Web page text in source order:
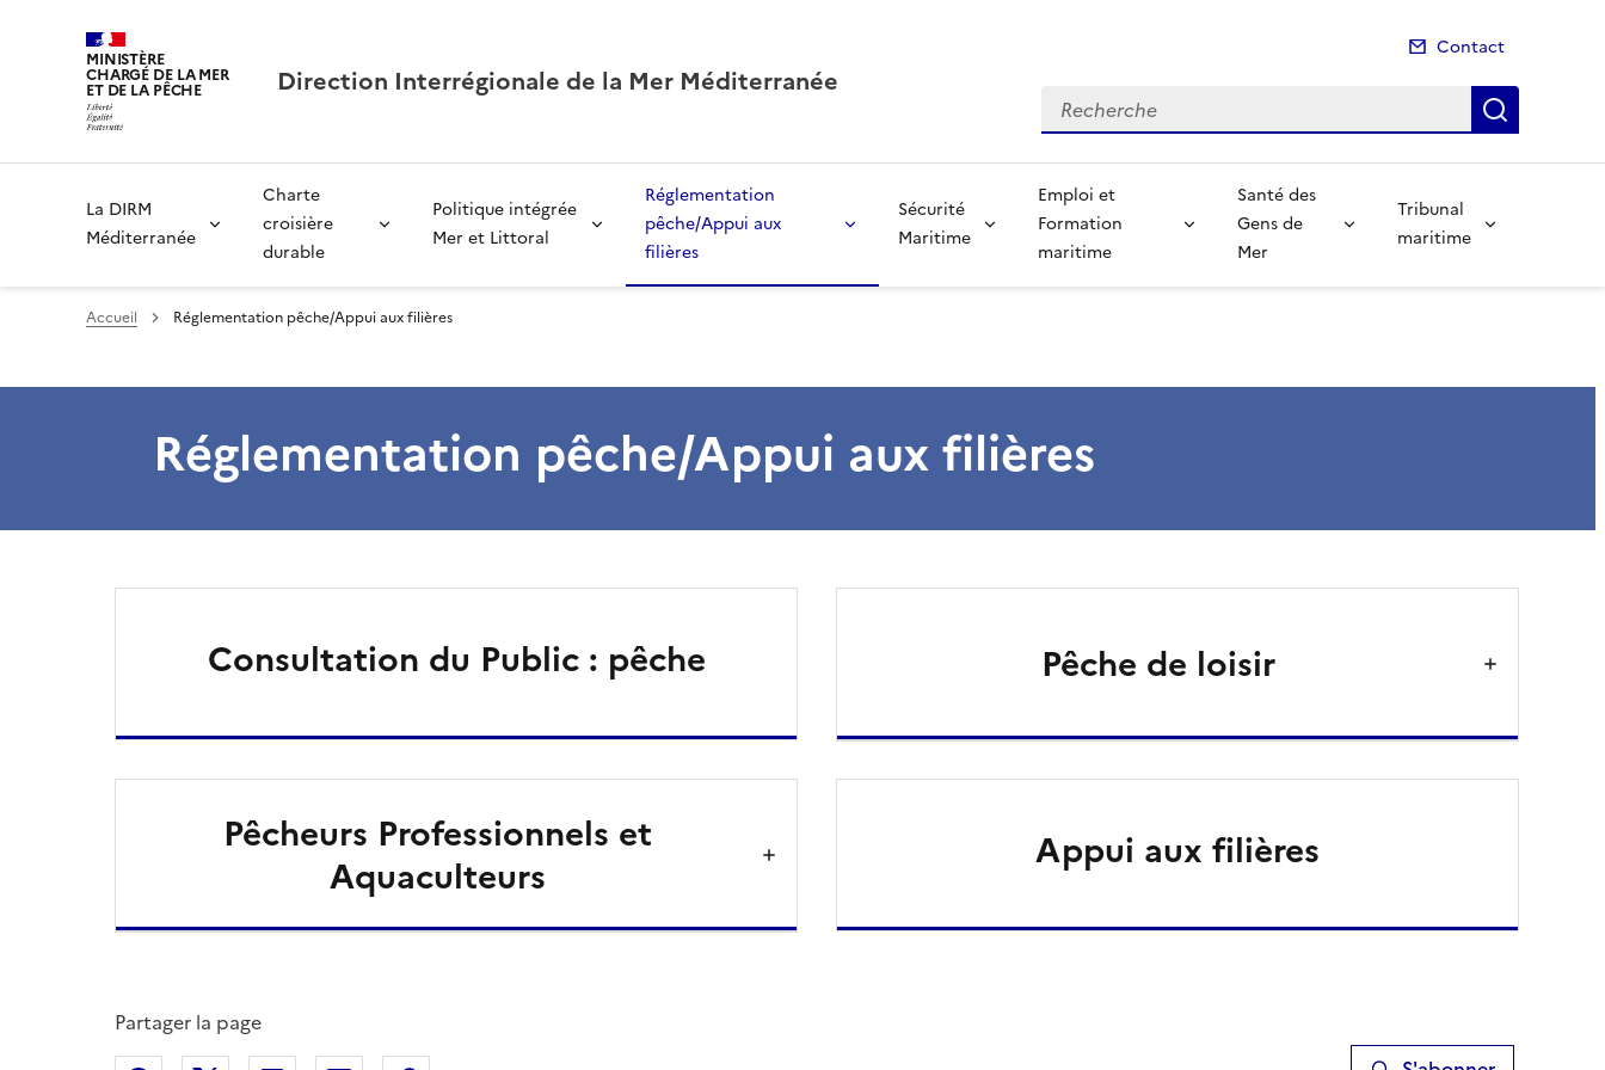
MINISTÈRE
CHARGÉ DE LA MER
ET DE LA PÊCHE Direction Interrégionale de la Mer Méditerranée
Contact
Recherche
La DIRM
Méditerranée
Charte
croisière
durable
Politique intégrée
Mer et Littoral
Réglementation
pêche/Appui aux
filières
Sécurité
Maritime
Emploi et
Formation
maritime
Santé des
Gens de
Mer
Tribunal
maritime
Accueil Réglementation pêche/Appui aux filières
Réglementation pêche/Appui aux filières
Consultation du Public : pêche
Pêcheurs Professionnels et
Aquaculteurs
Pêche de loisir
Appui aux filières
Partager la page